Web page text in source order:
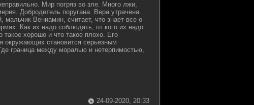
Мир погряз во зле. Много лжи,
Добродетель поругана. Вера утрачена.
мальчик Вениамин, считает, что знает все о
Как их надо соблюдать, от кого их надо
такое хорошо и что такое плохо. Его
окружающих становится серьезным
граница между моралью и нетерпимостью,
24-09-2020, 20:33